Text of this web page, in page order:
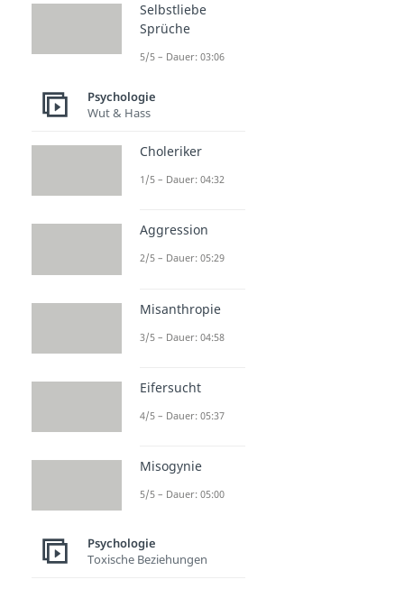
Selbstliebe
Sprüche
5/5 – Dauer: 03:06
Psychologie
Wut & Hass
Choleriker
1/5 – Dauer: 04:32
Aggression
2/5 – Dauer: 05:29
Misanthropie
3/5 – Dauer: 04:58
Eifersucht
4/5 – Dauer: 05:37
Misogynie
5/5 – Dauer: 05:00
Psychologie
Toxische Beziehungen